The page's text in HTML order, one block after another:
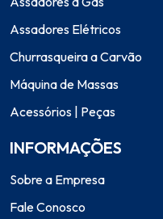
Assadores Elétricos
Churrasqueira a Carvão
Máquina de Massas
Acessórios | Peças
INFORMAÇÕES
Sobre a Empresa
Fale Conosco